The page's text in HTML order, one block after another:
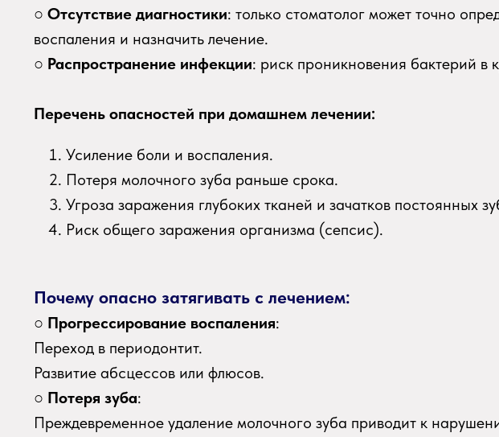
○ Отсутствие диагностики: только стоматолог может точно
воспаления и назначить лечение.
○ Распространение инфекции: риск проникновения бактерий в
Перечень опасностей при домашнем лечении:
Усиление боли и воспаления.
Потеря молочного зуба раньше срока.
Угроза заражения глубоких тканей и зачатков постоянных
Риск общего заражения организма (сепсис).
Почему опасно затягивать с лечением:
○ Прогрессирование воспаления:
Переход в периодонтит.
Развитие абсцессов или флюсов.
○ Потеря зуба:
Преждевременное удаление молочного зуба приводит к